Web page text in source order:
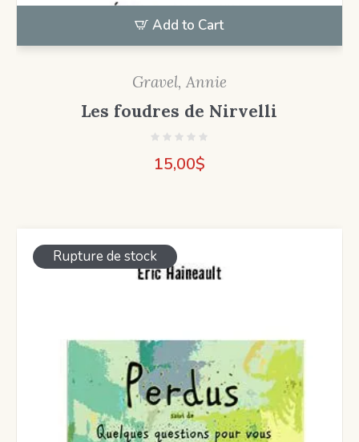
Add to Cart
Gravel, Annie
Les foudres de Nirvelli
15,00$
Rupture de stock